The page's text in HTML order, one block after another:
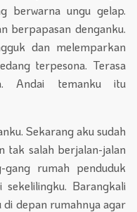
berwarna ungu gelap.
berpapasan denganku.
dan melemparkan
terpesona. Terasa
Andai temanku itu
Sekarang aku sudah
tak salah berjalan-jalan
rumah penduduk
Barangkali
di depan rumahnya agar